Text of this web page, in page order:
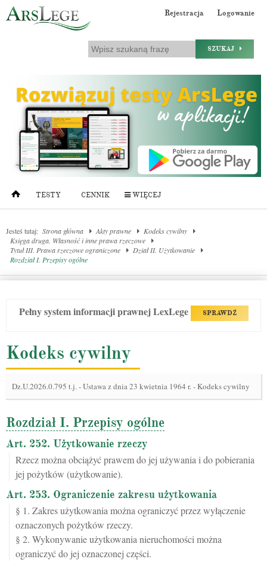
Rejestracja Logowanie
SZUKAJ
TESTY CENNIK WIĘCEJ
Jesteś tutaj: Strona główna Akty prawne
Kodeks cywilny
Księga druga. Własność i inne prawa rzeczowe
Tytuł III. Prawa rzeczowe ograniczone
Dział II. Użytkowanie
Rozdział I. Przepisy ogólne
Pełny system informacji prawnej LexLege SPRAWDŹ
Kodeks cywilny
Dz.U.2026.0.795 t.j.-Ustawa z dnia 23 kwietnia 1964 r. - Kodeks cywilny
Rozdział I. Przepisy ogólne
Art. 252. Użytkowanie rzeczy
Rzecz można obciążyć prawem do jej używania i do pobierania
jej pożytków (użytkowanie).
Art. 253. Ograniczenie zakresu użytkowania
§ 1. Zakres użytkowania można ograniczyć przez wyłączenie
oznaczonych pożytków rzeczy.
§ 2. Wykonywanie użytkowania nieruchomości można
ograniczyć do jej oznaczonej części.